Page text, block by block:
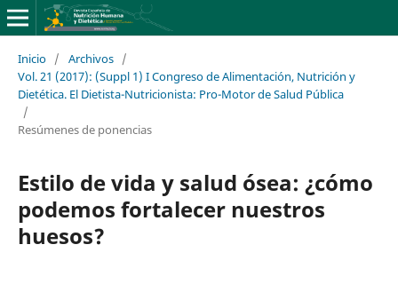
Inicio / Archivos /
Vol. 21 (2017): (Suppl 1) I Congreso de Alimentación, Nutrición y
Dietética. El Dietista-Nutricionista: Pro-Motor de Salud Pública
/
Resúmenes de ponencias
Estilo de vida y salud ósea: ¿cómo
podemos fortalecer nuestros
huesos?